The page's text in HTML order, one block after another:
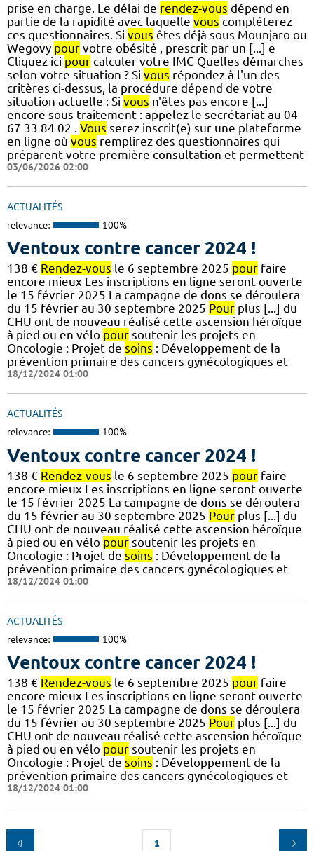
prise en charge. Le délai de rendez-vous dépend en
partie de la rapidité avec laquelle vous compléterez
ces questionnaires. Si vous êtes déjà sous Mounjaro ou
Wegovy pour votre obésité , prescrit par un [...] e
Cliquez ici pour calculer votre IMC Quelles démarches
selon votre situation ? Si vous répondez à l'un des
critères ci-dessus, la procédure dépend de votre
situation actuelle : Si vous n'êtes pas encore [...]
encore sous traitement : appelez le secrétariat au 04
67 33 84 02 . Vous serez inscrit(e) sur une plateforme
en ligne où vous remplirez des questionnaires qui
préparent votre première consultation et permettent
03/06/2026 02:00
ACTUALITÉS
relevance: 100%
Ventoux contre cancer 2024 !
138 € Rendez-vous le 6 septembre 2025 pour faire
encore mieux Les inscriptions en ligne seront ouverte
le 15 février 2025 La campagne de dons se déroulera
du 15 février au 30 septembre 2025 Pour plus [...] du
CHU ont de nouveau réalisé cette ascension héroïque
à pied ou en vélo pour soutenir les projets en
Oncologie : Projet de soins : Développement de la
prévention primaire des cancers gynécologiques et
18/12/2024 01:00
ACTUALITÉS
relevance: 100%
Ventoux contre cancer 2024 !
138 € Rendez-vous le 6 septembre 2025 pour faire
encore mieux Les inscriptions en ligne seront ouverte
le 15 février 2025 La campagne de dons se déroulera
du 15 février au 30 septembre 2025 Pour plus [...] du
CHU ont de nouveau réalisé cette ascension héroïque
à pied ou en vélo pour soutenir les projets en
Oncologie : Projet de soins : Développement de la
prévention primaire des cancers gynécologiques et
18/12/2024 01:00
ACTUALITÉS
relevance: 100%
Ventoux contre cancer 2024 !
138 € Rendez-vous le 6 septembre 2025 pour faire
encore mieux Les inscriptions en ligne seront ouverte
le 15 février 2025 La campagne de dons se déroulera
du 15 février au 30 septembre 2025 Pour plus [...] du
CHU ont de nouveau réalisé cette ascension héroïque
à pied ou en vélo pour soutenir les projets en
Oncologie : Projet de soins : Développement de la
prévention primaire des cancers gynécologiques et
18/12/2024 01:00
1